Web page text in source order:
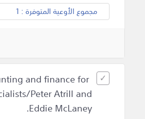
مجموع الأوعية المتوفرة : 1
and finance for
Peter Atrill and
Eddie McLaney.